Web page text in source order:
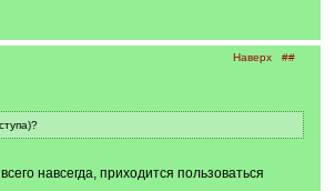
Наверх ##
навсегда, приходится пользоваться